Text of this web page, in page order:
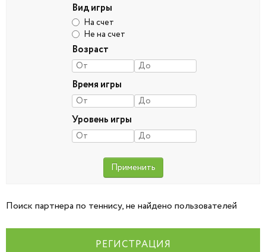
Вид игры
На счет
Не на счет
Возраст
Время игры
Уровень игры
Поиск партнера по теннису, не найдено пользователей
РЕГИСТРАЦИЯ